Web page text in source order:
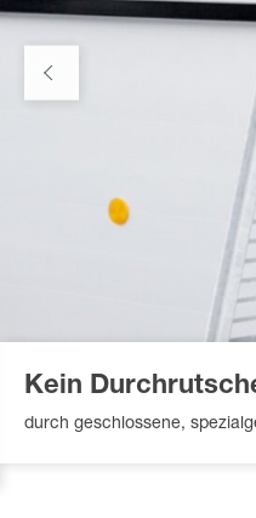
Kein
durch geschlossene,